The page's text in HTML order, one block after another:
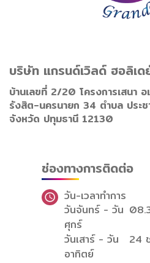
บริษัท แกรนด์เวิลด์ ฮอลิเด
บ้านเลขที่ 2/20 โครงการเสนา
รังสิต-นครนายก 34 ตำบล ประ
จังหวัด ปทุมธานี 12130
ช่องทางการติดต่อ
วัน-เวลาทำการ
วันจันทร์ - วัน
ศุกร์
วันเสาร์ - วัน
อาทิตย์
24